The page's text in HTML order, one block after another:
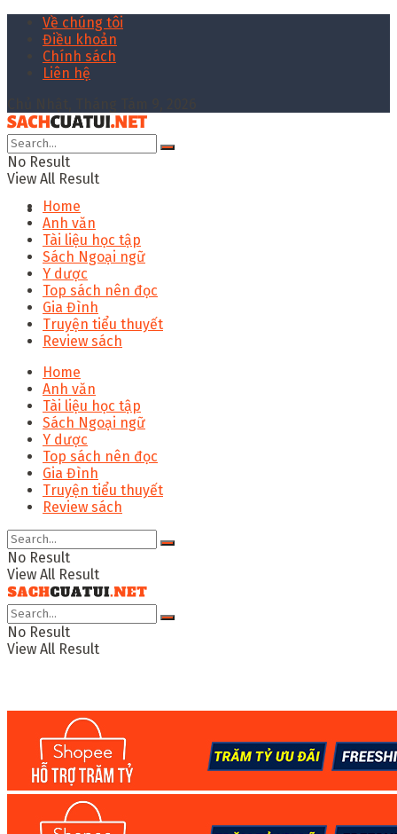
Về chúng tôi
Điều khoản
Chính sách
Liên hệ
No Result
View All Result
Home
Anh văn
Tài liệu học tập
Sách Ngoại ngữ
Y dược
Top sách nên đọc
Gia Đình
Truyện tiểu thuyết
Review sách
Home
Anh văn
Tài liệu học tập
Sách Ngoại ngữ
Y dược
Top sách nên đọc
Gia Đình
Truyện tiểu thuyết
Review sách
No Result
View All Result
No Result
View All Result